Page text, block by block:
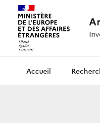
Archives diplomatiques